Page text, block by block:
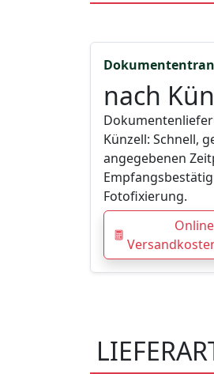
nach
Künzell: Schnell,
angegebenen
Fotofixierung.